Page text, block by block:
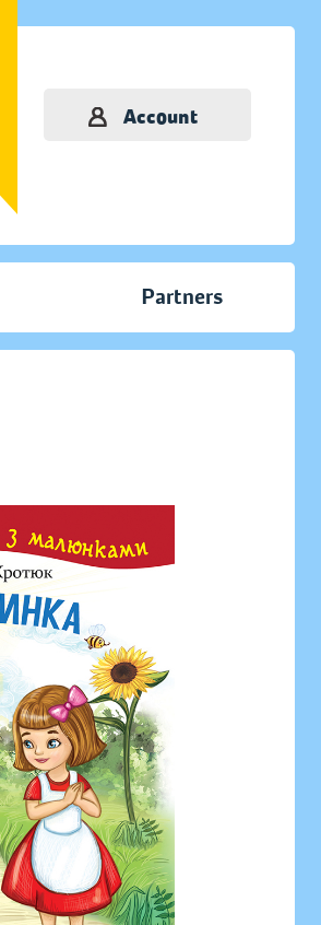
Account
Partners